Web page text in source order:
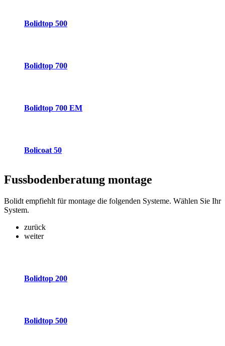
Bolidtop 500
Bolidtop 700
Bolidtop 700 EM
Bolicoat 50
Fussbodenberatung montage
Bolidt empfiehlt für montage die folgenden Systeme. Wählen Sie Ihr
System.
zurück
weiter
Bolidtop 200
Bolidtop 500